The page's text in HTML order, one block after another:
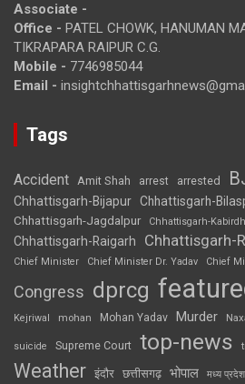
Associate -
Office - PATEL CHOWK, HANUMAN
TIKRAPARA RAIPUR C.G.
Mobile - 7746985044
Email -
Tags
Accident Amit Shah arrest arrested
Chhattisgarh-Bijapur Chhattisgarh-
Chhattisgarh-Jagdalpur Chhattisgarh-
Chhattisgarh-Raigarh Chhattisgarh-
Chief Minister
Chief Minister Dr. Yadav Chief
Congress dprcg
Kejriwal mohan Mohan Yadav Murder
suicide Supreme Court top-news
Weather इंदौर छत्तीसगढ़ भोपाल मध्य प्रदेश